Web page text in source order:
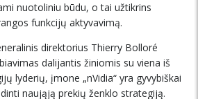
nuotoliniu būdu, o tai užtikrins
funkcijų aktyvavimą.
direktorius Thierry Bolloré
dalijantis žiniomis su viena iš
lyderių, įmone „nVidia“ yra gyvybiškai
naująją prekių ženklo strategiją.